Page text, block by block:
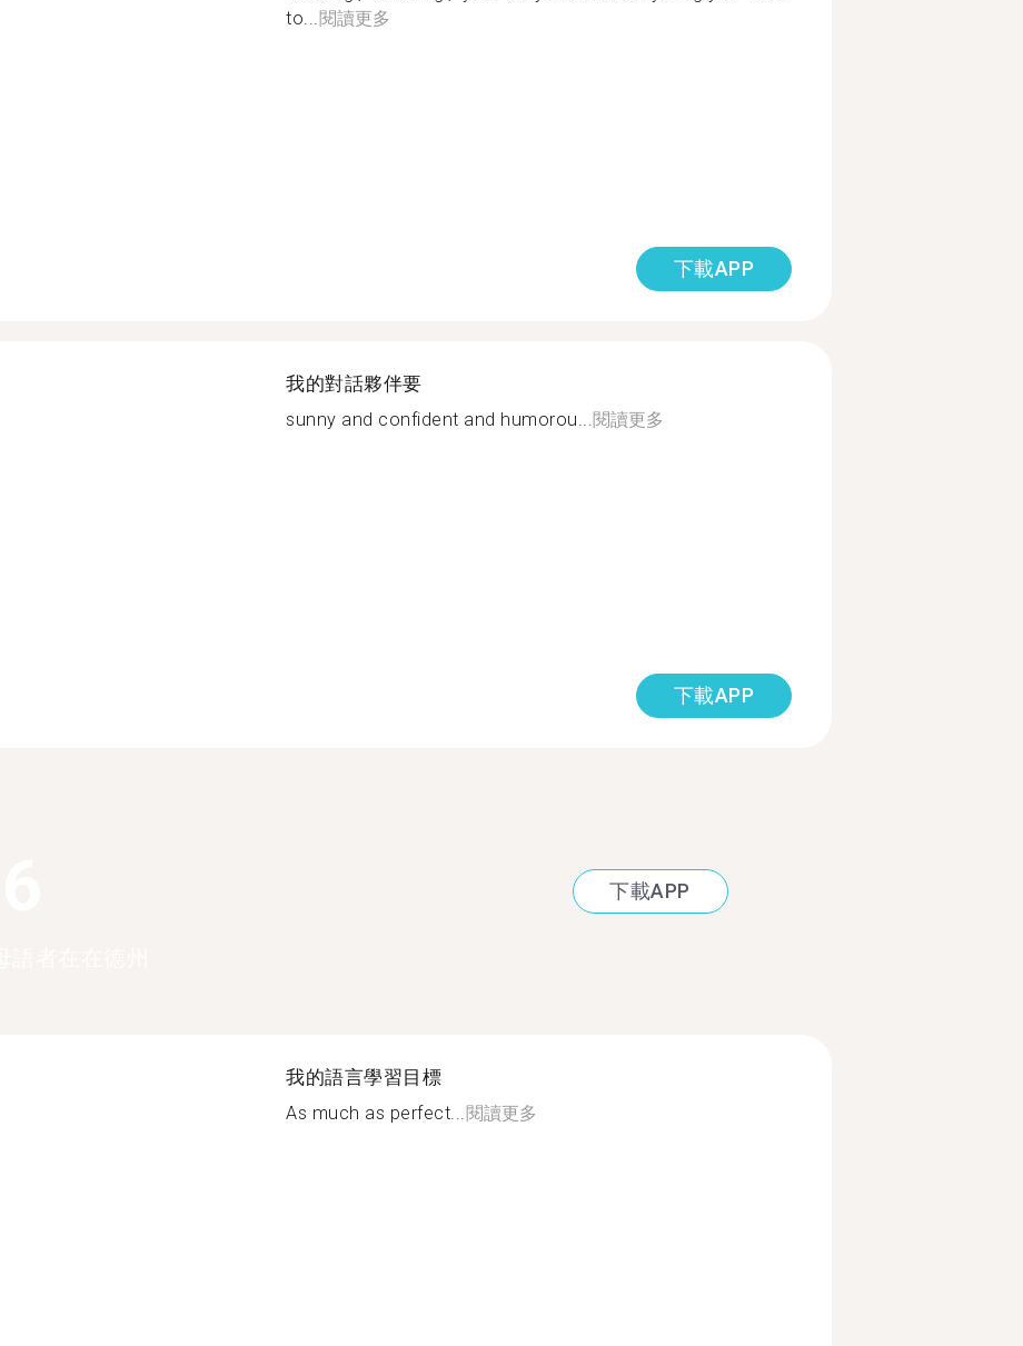
to...閱讀更多
下載APP
我的對話夥伴要
sunny and confident and humorou...閱讀更多
下載APP
下載APP
我的語言學習目標
As much as perfect... 閱讀更多